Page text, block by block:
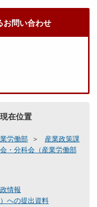
お問い合わせ
在位置
労働部
産業政策課
・分科会（産業労働部
情報
への提出資料